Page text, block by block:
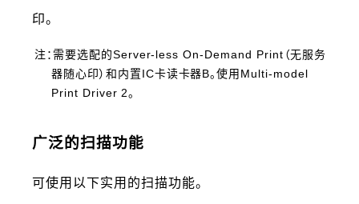
印。
注：需要选配的Server-less On-Demand Print（无服务
器随心印）和内置IC卡读卡器B。使用Multi-model
Print Driver 2。
广泛的扫描功能
可使用以下实用的扫描功能。